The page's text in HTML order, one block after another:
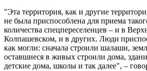
"Эта территория, как и другие
не была приспособлена для приема
количества спецпереселенцев – и в
Колпашевском, и в других. Люди
как могли: сначала строили шалаши,
оставшиеся в живых строили дома,
детские дома, школы и так далее", –